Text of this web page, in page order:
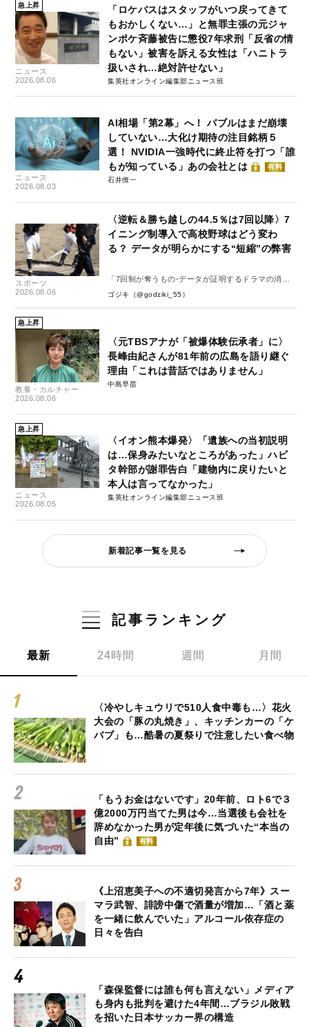
急上昇
ニュース
2026.08.06
「ロケバスはスタッフがいつ戻ってきて
もおかしくない…」と無罪主張の元ジャ
ンポケ斉藤被告に懲役7年求刑「反省の情
もない」被害を訴える女性は「ハニトラ
扱いされ…絶対許せない」
集英社オンライン編集部ニュース班
ニュース
2026.08.03
AI相場「第2幕」へ！ バブルはまだ崩壊
していない…大化け期待の注目銘柄５
選！ NVIDIA一強時代に終止符を打つ「誰
もが知っている」あの会社とは
有料
石井僚一
スポーツ
2026.08.06
〈逆転＆勝ち越しの44.5％は7回以降〉7
イニング制導入で高校野球はどう変わ
る？ データが明らかにする“短縮”の弊害
「7回制が奪うもの-データが証明するドラマの消
失-」
ゴジキ（@godziki_55）
急上昇
教養・カルチャー
2026.08.06
〈元TBSアナが「被爆体験伝承者」に〉
長峰由紀さんが81年前の広島を語り継ぐ
理由「これは昔話ではありません」
中島早苗
急上昇
ニュース
2026.08.05
〈イオン熊本爆発〉「遺族への当初説明
は…保身みたいなところがあった」ハビ
タ幹部が謝罪告白「建物内に戻りたいと
本人は言ってなかった」
集英社オンライン編集部ニュース班
新着記事一覧を見る
記事ランキング
最新 24時間 週間 月間
〈冷やしキュウリで510人食中毒も…〉花火
大会の「豚の丸焼き」、キッチンカーの「ケ
バブ」も…酷暑の夏祭りで注意したい食べ物
「もうお金はないです」20年前、ロト6で３
億2000万円当てた男は今…当選後も会社を
辞めなかった男が定年後に気づいた“本当の
自由”
有料
《上沼恵美子への不適切発言から7年》スー
マラ武智、誹謗中傷で酒量が増加…「酒と薬
を一緒に飲んでいた」アルコール依存症の
日々を告白
「森保監督には誰も何も言えない」メディア
も身内も批判を避けた4年間…ブラジル敗戦
を招いた日本サッカー界の構造